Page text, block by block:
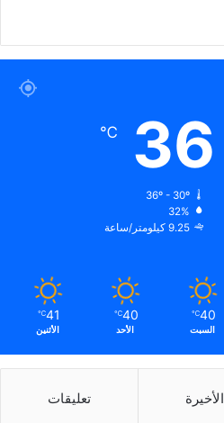
36
℃
36º - 30º
32%
9.25 كيلومتر/ساعة
40
℃
السبت
40
℃
الأحد
41
℃
الأثنين
الأخيرة تعليقات